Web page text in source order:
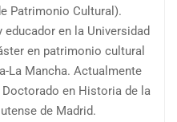
Patrimonio Cultural).
en la Universidad
en patrimonio cultural
La Mancha. Actualmente
en Historia de la
de Madrid.